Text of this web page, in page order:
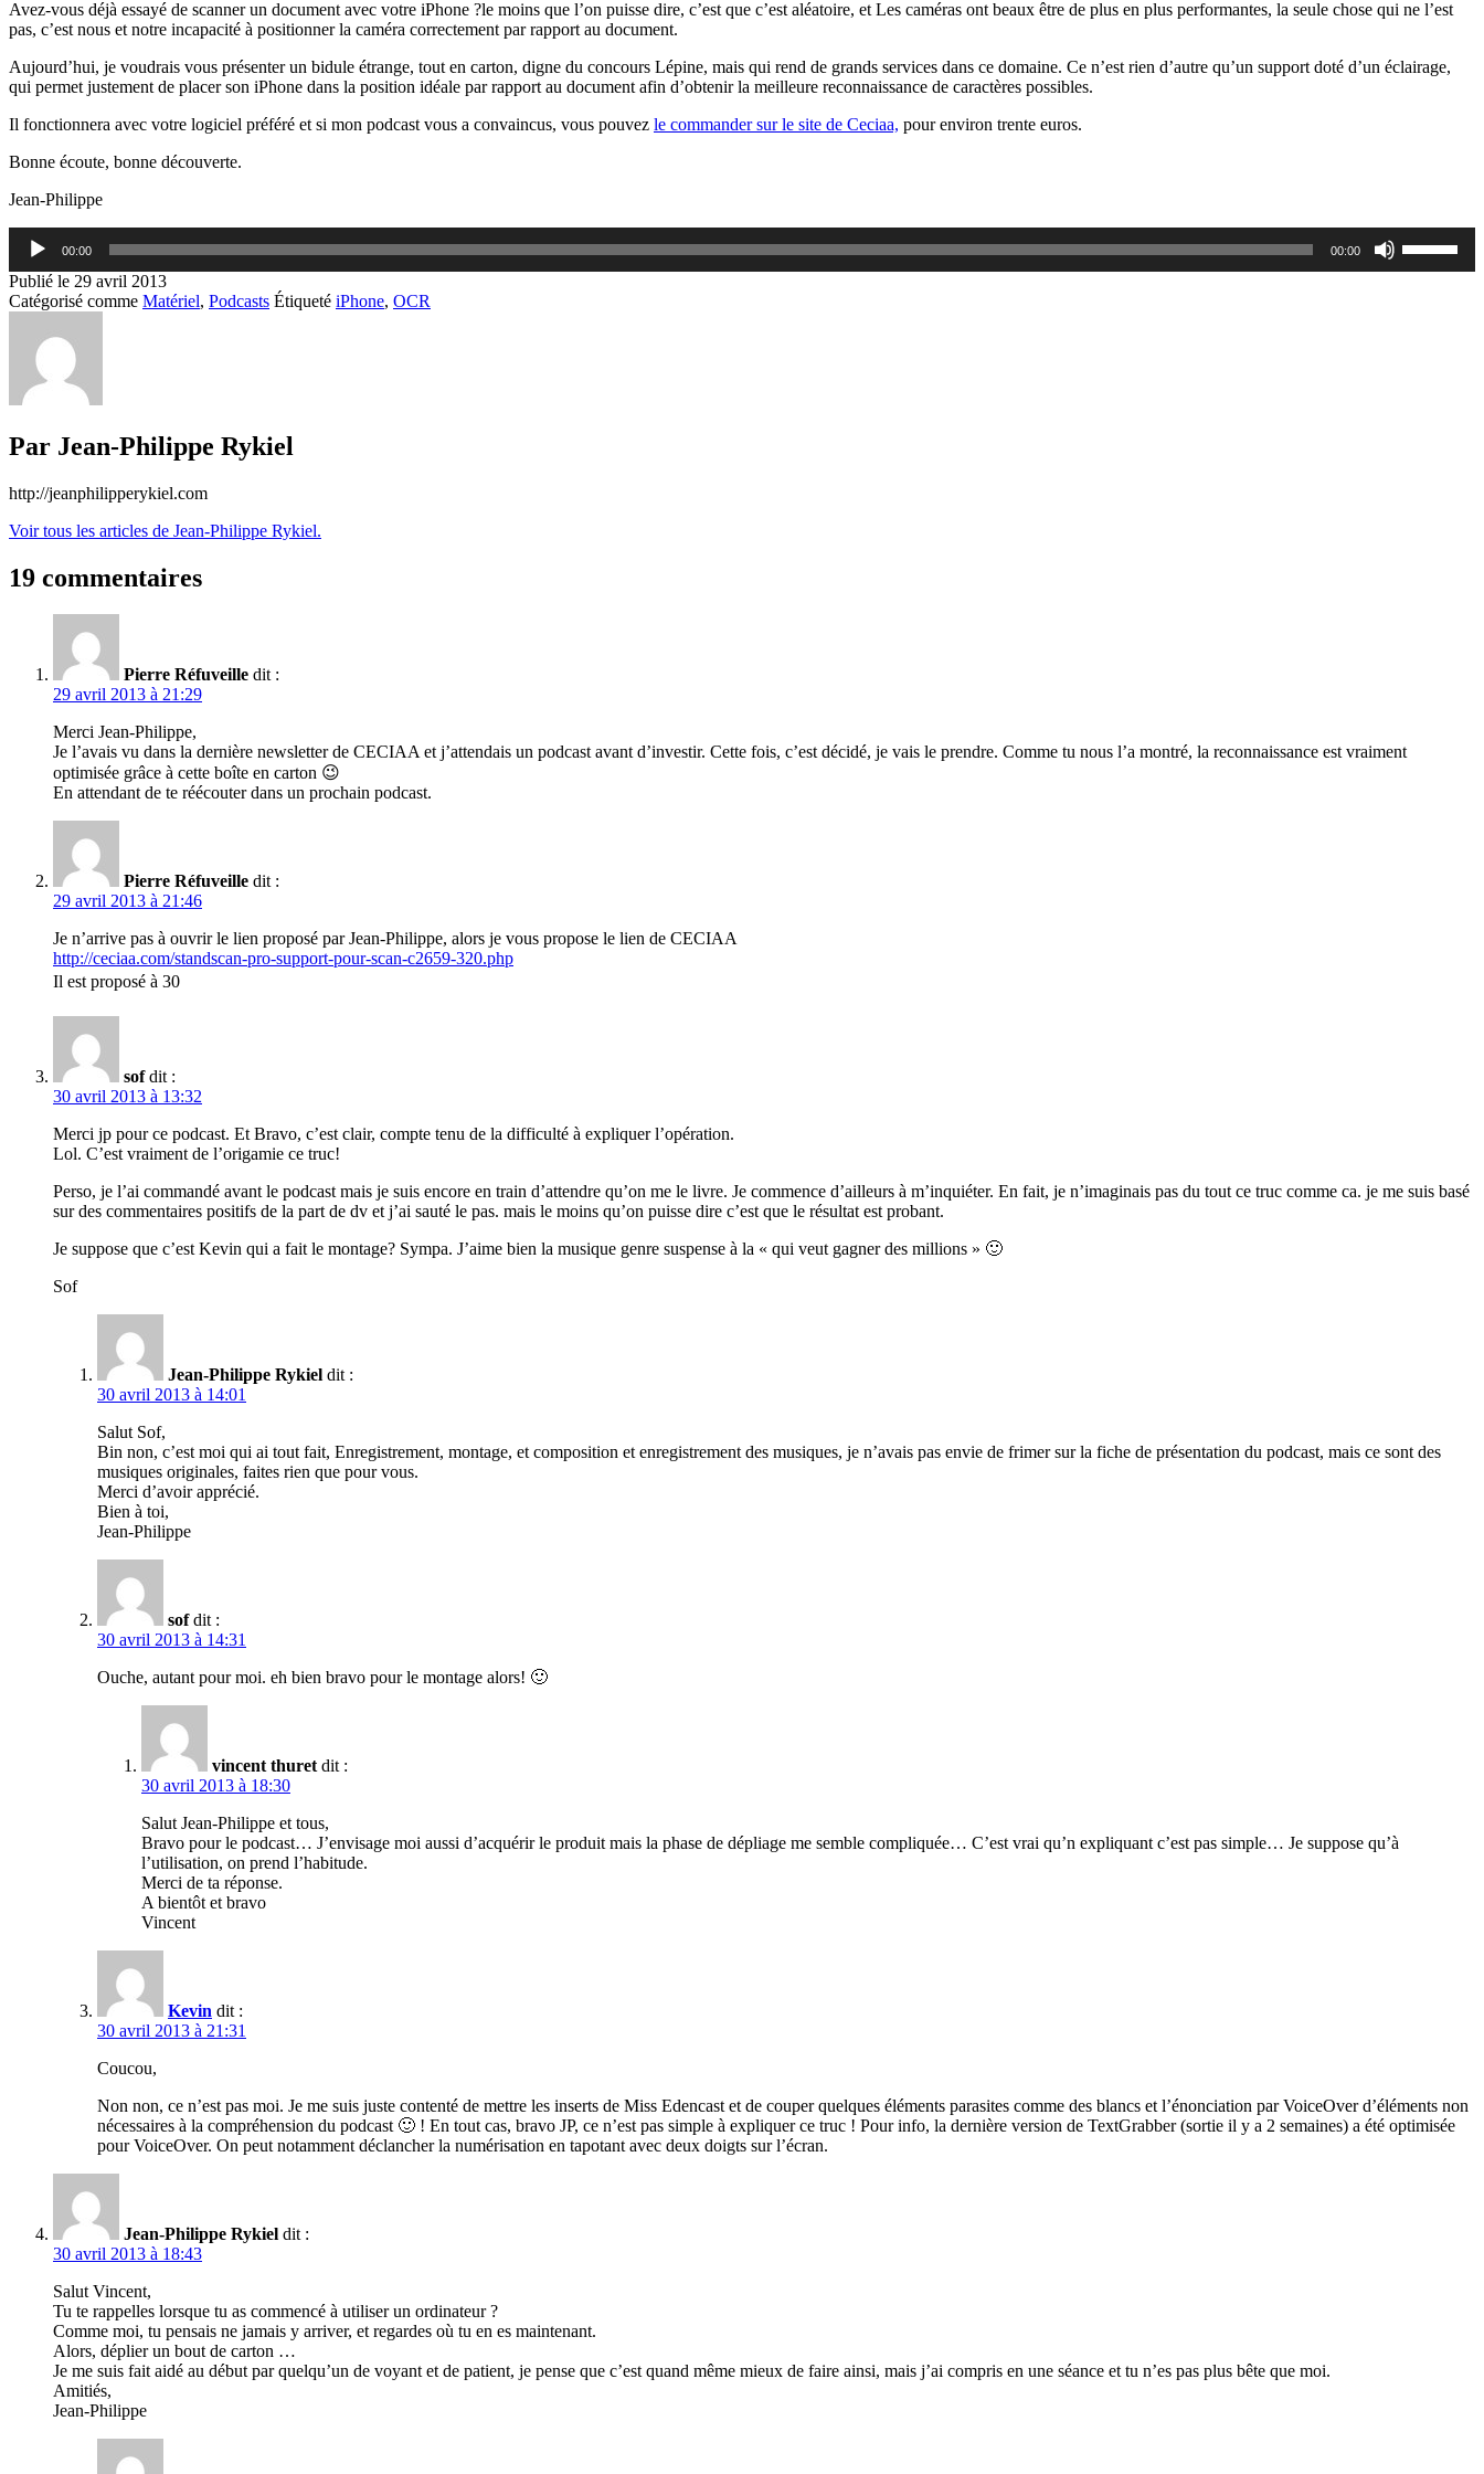
Avez-vous déjà essayé de scanner un document avec votre iPhone ?le moins que l’on puisse dire, c’est que c’est aléatoire, et Les caméras ont beaux être de plus en plus performantes, la seule chose qui ne l’est
pas, c’est nous et notre incapacité à positionner la caméra correctement par rapport au document.
Aujourd’hui, je voudrais vous présenter un bidule étrange, tout en carton, digne du concours Lépine, mais qui rend de grands services dans ce domaine. Ce n’est rien d’autre qu’un support doté d’un éclairage,
qui permet justement de placer son iPhone dans la position idéale par rapport au document afin d’obtenir la meilleure reconnaissance de caractères possibles.
Il fonctionnera avec votre logiciel préféré et si mon podcast vous a convaincus, vous pouvez le commander sur le site de Ceciaa, pour environ trente euros.
Bonne écoute, bonne découverte.
Jean-Philippe
Lecteur
audio
00:00 00:00
les
flèches
Publié le 29 avril 2013
Catégorisé comme Matériel, Podcasts Étiqueté iPhone, OCR
Par Jean-Philippe Rykiel
http://jeanphilipperykiel.com
Voir tous les articles de Jean-Philippe Rykiel.
19 commentaires
Pierre Réfuveille dit :
29 avril 2013 à 21:29
Merci Jean-Philippe,
Je l’avais vu dans la dernière newsletter de CECIAA et j’attendais un podcast avant d’investir. Cette fois, c’est décidé, je vais le prendre. Comme tu nous l’a montré, la reconnaissance est vraiment
optimisée grâce à cette boîte en carton 😉
En attendant de te réécouter dans un prochain podcast.
Pierre Réfuveille dit :
29 avril 2013 à 21:46
Je n’arrive pas à ouvrir le lien proposé par Jean-Philippe, alors je vous propose le lien de CECIAA
http://ceciaa.com/standscan-pro-support-pour-scan-c2659-320.php
Il est proposé à 30 
sof dit :
30 avril 2013 à 13:32
Merci jp pour ce podcast. Et Bravo, c’est clair, compte tenu de la difficulté à expliquer l’opération.
Lol. C’est vraiment de l’origamie ce truc!
Perso, je l’ai commandé avant le podcast mais je suis encore en train d’attendre qu’on me le livre. Je commence d’ailleurs à m’inquiéter. En fait, je n’imaginais pas du tout ce truc comme ca. je me suis basé
sur des commentaires positifs de la part de dv et j’ai sauté le pas. mais le moins qu’on puisse dire c’est que le résultat est probant.
Je suppose que c’est Kevin qui a fait le montage? Sympa. J’aime bien la musique genre suspense à la « qui veut gagner des millions » 🙂
Sof
Jean-Philippe Rykiel dit :
30 avril 2013 à 14:01
Salut Sof,
Bin non, c’est moi qui ai tout fait, Enregistrement, montage, et composition et enregistrement des musiques, je n’avais pas envie de frimer sur la fiche de présentation du podcast, mais ce sont des
musiques originales, faites rien que pour vous.
Merci d’avoir apprécié.
Bien à toi,
Jean-Philippe
sof dit :
30 avril 2013 à 14:31
Ouche, autant pour moi. eh bien bravo pour le montage alors! 🙂
vincent thuret dit :
30 avril 2013 à 18:30
Salut Jean-Philippe et tous,
Bravo pour le podcast… J’envisage moi aussi d’acquérir le produit mais la phase de dépliage me semble compliquée… C’est vrai qu’n expliquant c’est pas simple… Je suppose qu’à
l’utilisation, on prend l’habitude.
Merci de ta réponse.
A bientôt et bravo
Vincent
Kevin dit :
30 avril 2013 à 21:31
Coucou,
Non non, ce n’est pas moi. Je me suis juste contenté de mettre les inserts de Miss Edencast et de couper quelques éléments parasites comme des blancs et l’énonciation par VoiceOver d’éléments non
nécessaires à la compréhension du podcast 🙂 ! En tout cas, bravo JP, ce n’est pas simple à expliquer ce truc ! Pour info, la dernière version de TextGrabber (sortie il y a 2 semaines) a été optimisée
pour VoiceOver. On peut notamment déclancher la numérisation en tapotant avec deux doigts sur l’écran.
Jean-Philippe Rykiel dit :
30 avril 2013 à 18:43
Salut Vincent,
Tu te rappelles lorsque tu as commencé à utiliser un ordinateur ?
Comme moi, tu pensais ne jamais y arriver, et regardes où tu en es maintenant.
Alors, déplier un bout de carton …
Je me suis fait aidé au début par quelqu’un de voyant et de patient, je pense que c’est quand même mieux de faire ainsi, mais j’ai compris en une séance et tu n’es pas plus bête que moi.
Amitiés,
Jean-Philippe